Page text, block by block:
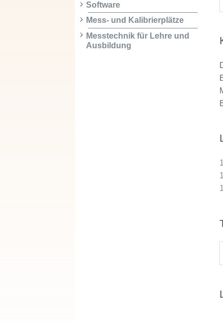
Software
Mess- und Kalibrierplätze
Messtechnik für Lehre und
Ausbildung